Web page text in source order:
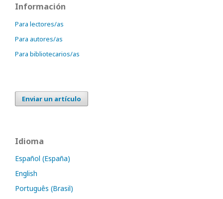
Información
Para lectores/as
Para autores/as
Para bibliotecarios/as
Enviar un artículo
Idioma
Español (España)
English
Português (Brasil)